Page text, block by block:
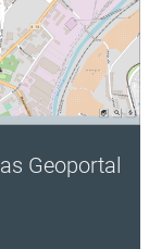
Geoportal